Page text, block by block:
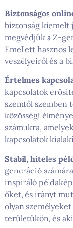
Biztonságos
biztonság kiemelt
megvédjük a Z-
Emellett hasznos
veszélyeiről és a
Értelmes
kapcsolatok
szemtől szemben
közösségi
számukra,
kapcsolatok
Stabil, hiteles
generáció
inspiráló
őket, és irányt
olyan
területükön, és